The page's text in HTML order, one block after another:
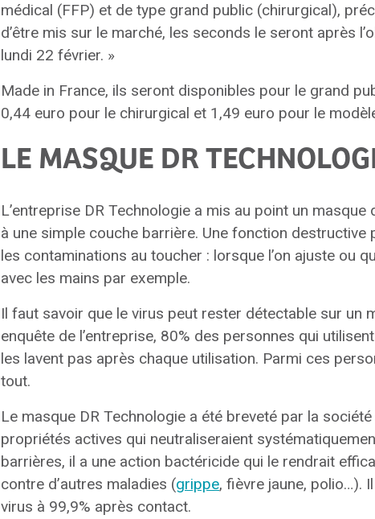
médical (FFP) et de type grand public (chirurgical),
d’être mis sur le marché, les seconds le seront après
lundi 22 février. »
Made in France, ils seront disponibles pour le grand
0,44 euro pour le chirurgical et 1,49 euro pour le
LE MASQUE DR
L’entreprise DR Technologie a mis au point un
à une simple couche barrière. Une fonction destructive
les contaminations au toucher : lorsque l’on ajuste ou
avec les mains par exemple.
Il faut savoir que le virus peut rester détectable sur un
enquête de l’entreprise, 80% des personnes qui
les lavent pas après chaque utilisation. Parmi ces
tout.
Le masque DR Technologie a été breveté par la
propriétés actives qui neutraliseraient
barrières, il a une action bactéricide qui le rendrait
contre d’autres maladies (grippe, fièvre jaune, polio…).
virus à 99,9% après contact.